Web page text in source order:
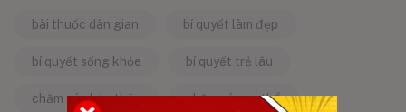
bài thuốc dân gian bí quyết làm đẹp
bí quyết sống khỏe bí quyết trẻ lâu
chăm sóc bản thân chăm sóc cơ thể